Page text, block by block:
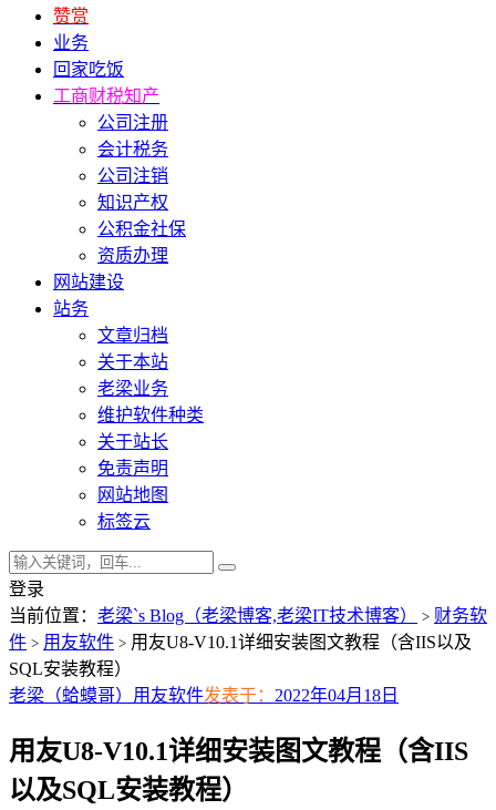
赞赏
业务
回家吃饭
工商财税知产
公司注册
会计税务
公司注销
知识产权
公积金社保
资质办理
网站建设
站务
文章归档
关于本站
老梁业务
维护软件种类
关于站长
免责声明
网站地图
标签云
登录
当前位置： 老梁`s Blog（老梁博客,老梁IT技术博客） > 财务软
件 > 用友软件 > 用友U8-V10.1详细安装图文教程（含IIS以及
SQL安装教程）
老梁（蛤蟆哥） 用友软件发表于： 2022年04月18日
用友U8-V10.1详细安装图文教程（含IIS
以及SQL安装教程）